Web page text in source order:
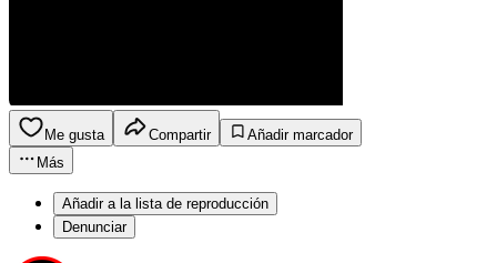
Me gusta Compartir
Añadir marcador
Más
Añadir a la lista de reproducción
Denunciar